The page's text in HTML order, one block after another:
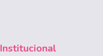
Institucional